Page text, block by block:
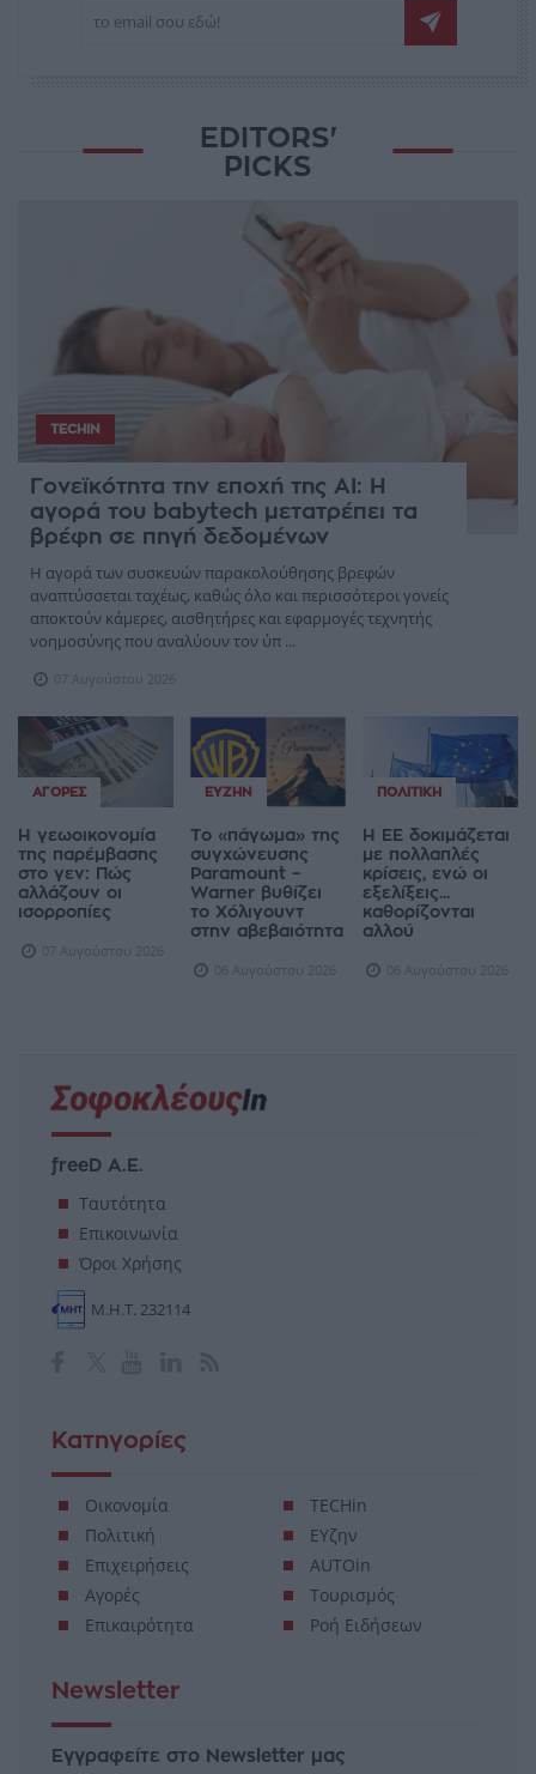
EDITORS'
PICKS
TECHIN
Γονεϊκότητα την εποχή της AI: Η
αγορά του babytech μετατρέπει τα
βρέφη σε πηγή δεδομένων
Η αγορά των συσκευών παρακολούθησης βρεφών
αναπτύσσεται ταχέως, καθώς όλο και περισσότεροι γονείς
αποκτούν κάμερες, αισθητήρες και εφαρμογές τεχνητής
νοημοσύνης που αναλύουν τον ύπ ...
07 Αυγούστου 2026
ΑΓΟΡΈΣ
Η γεωοικονομία
της παρέμβασης
στο γεν: Πώς
αλλάζουν οι
ισορροπίες
07 Αυγούστου 2026
ΕΥΖΗΝ
Το «πάγωμα» της
συγχώνευσης
Paramount –
Warner βυθίζει
το Χόλιγουντ
στην αβεβαιότητα
06 Αυγούστου 2026
ΠΟΛΙΤΙΚΉ
Η ΕΕ δοκιμάζεται
με πολλαπλές
κρίσεις, ενώ οι
εξελίξεις...
καθορίζονται
αλλού
06 Αυγούστου 2026
freeD Α.Ε.
Ταυτότητα
Επικοινωνία
Όροι Χρήσης
Μ.Η.Τ. 232114
Κατηγορίες
Οικονομία
Πολιτική
Επιχειρήσεις
Αγορές
Επικαιρότητα
TECHin
ΕΥζην
AUTOin
Τουρισμός
Ροή Ειδήσεων
Newsletter
Εγγραφείτε στο Newsletter μας